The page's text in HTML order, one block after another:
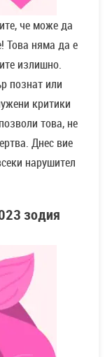
че може да
Това няма да е
излишно.
познат или
критики
това, не
Днес вие
нарушител
зодия